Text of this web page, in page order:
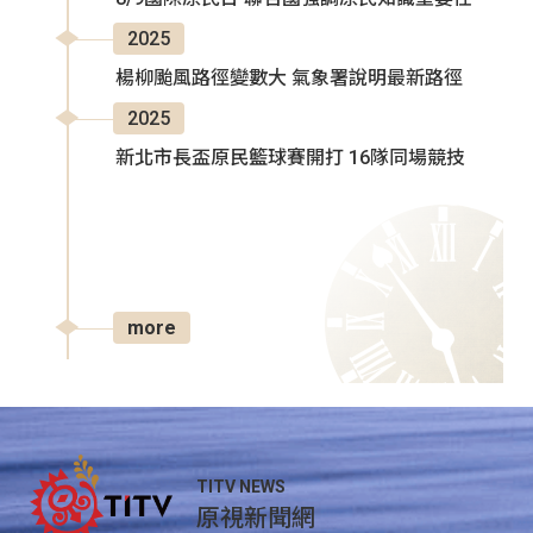
2025
楊柳颱風路徑變數大 氣象署說明最新路徑
2025
新北市長盃原民籃球賽開打 16隊同場競技
more
TITV NEWS
原視新聞網